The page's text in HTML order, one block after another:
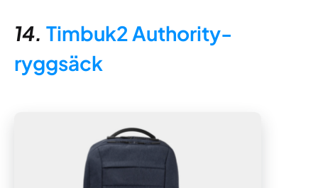
14. Timbuk2 Authority-
ryggsäck